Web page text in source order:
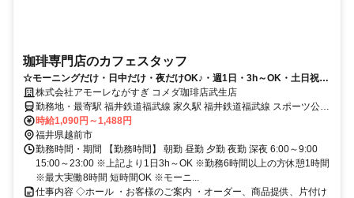
珈琲専門店のカフェスタッフ
☆モーニングだけ・日中だけ・夜だけOK♪・週1日・3h～OK・土日祝時
給1190円
株式会社アモーレながすぎ コメダ珈琲店武生店
勤務地・最寄駅 福井鉄道福武線 家久駅 福井鉄道福武線 スポーツ公園
駅
時給1,090円～1,488円
福井県越前市
勤務時間・期間 【勤務時間】 朝勤 昼勤 夕勤 夜勤 深夜 6:00～9:00
15:00～23:00 ※上記より1日3h～OK ※勤務6時間以上の方休憩1時間
※最大実働8時間 短時間OK ※モーニ...
仕事内容 ◇ホール ・お客様のご案内 ・オーダー、商品提供、片付け